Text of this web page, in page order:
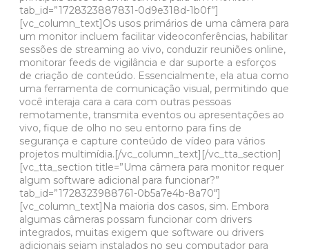
tab_id=”1728323887831-0d9e318d-1b0f”]
[vc_column_text]Os usos primários de uma câmera para
um monitor incluem facilitar videoconferências, habilitar
sessões de streaming ao vivo, conduzir reuniões online,
monitorar feeds de vigilância e dar suporte a esforços
de criação de conteúdo. Essencialmente, ela atua como
uma ferramenta de comunicação visual, permitindo que
você interaja cara a cara com outras pessoas
remotamente, transmita eventos ou apresentações ao
vivo, fique de olho no seu entorno para fins de
segurança e capture conteúdo de vídeo para vários
projetos multimídia.[/vc_column_text][/vc_tta_section]
[vc_tta_section title=”Uma câmera para monitor requer
algum software adicional para funcionar?”
tab_id=”1728323988761-0b5a7e4b-8a70″]
[vc_column_text]Na maioria dos casos, sim. Embora
algumas câmeras possam funcionar com drivers
integrados, muitas exigem que software ou drivers
adicionais sejam instalados no seu computador para